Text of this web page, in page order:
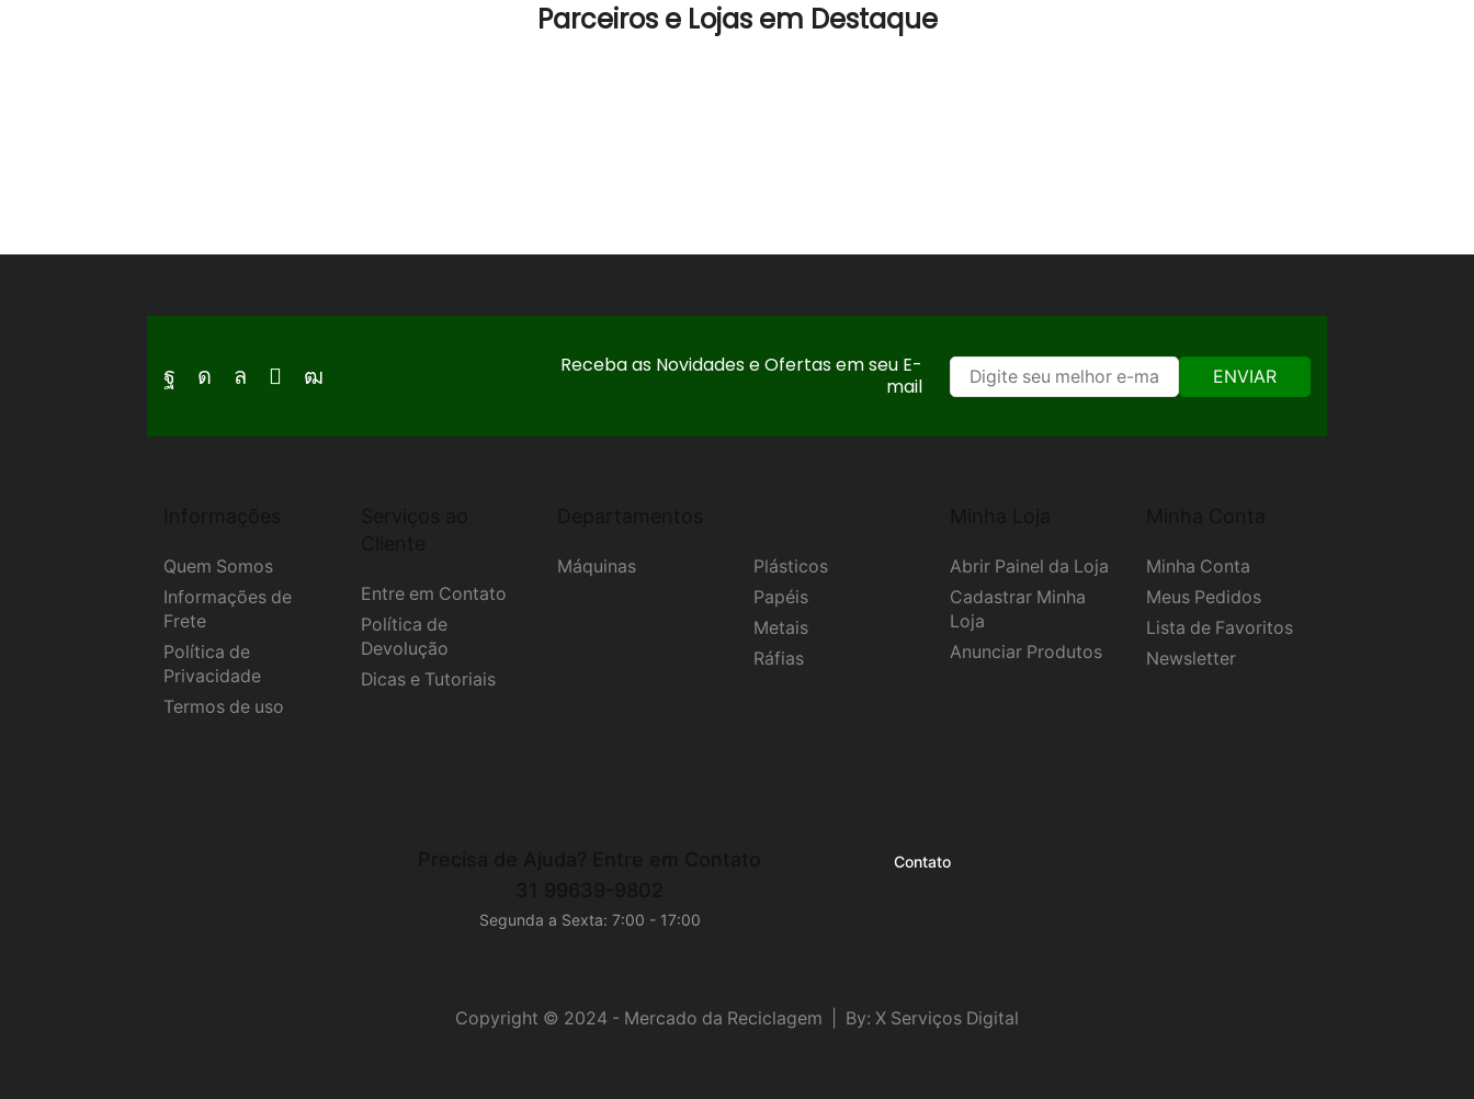
Parceiros e Lojas em Destaque
Facebook
Instagram
Whatsapp
EmailYoutube
Receba as Novidades e Ofertas em seu E-
mail
ENVIAR
Quem Somos
Informações de
Frete
Política de
Privacidade
Termos de uso
Entre em Contato
Política de
Devolução
Dicas e Tutoriais
Máquinas
Plásticos
Papéis
Metais
Ráfias
Abrir Painel da Loja
Cadastrar Minha
Loja
Anunciar Produtos
Minha Conta
Meus Pedidos
Lista de Favoritos
Newsletter
Segunda a Sexta: 7:00 - 17:00
Contato
Copyright © 2024 - Mercado da Reciclagem | By: X Serviços Digital